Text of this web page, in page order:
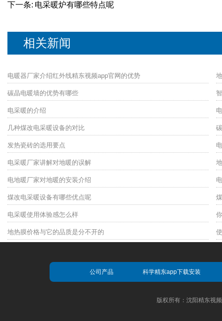
下一条: 电采暖炉有哪些特点呢
相关新闻
电暖器厂家介绍红外线精东视频app官网的优势
碳晶电暖墙的优势有哪些
电采暖的介绍
几种煤改电采暖设备的对比
发热瓷砖的选用要点
电采暖厂家讲解对地暖的误解
电地暖厂家对地暖的安装介绍
煤改电采暖设备有哪些优点呢
电采暖使用体验感怎么样
地热膜价格与它的品质是分不开的
公司产品 科学精东app下载安装
版权所有：沈阳精东